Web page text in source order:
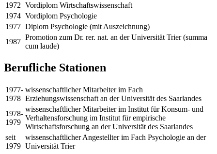
1972 Vordiplom Wirtschaftswissenschaft
1974 Vordiplom Psychologie
1977 Diplom Psychologie (mit Auszeichnung)
1987
Promotion zum Dr. rer. nat. an der Universität Trier (summa
cum laude)
Berufliche Stationen
1977-
1978
wissenschaftlicher Mitarbeiter im Fach
Erziehungswissenschaft an der Universität des Saarlandes
1978-
1979
wissenschaftlicher Mitarbeiter im Institut für Konsum- und
Verhaltensforschung im Institut für empirische
Wirtschaftsforschung an der Universität des Saarlandes
seit
1979
wissenschaftlicher Angestellter im Fach Psychologie an der
Universität Trier